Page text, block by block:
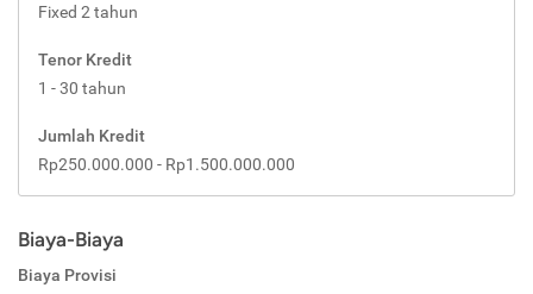
Fixed 2 tahun
Tenor Kredit
1 - 30 tahun
Jumlah Kredit
Rp250.000.000 - Rp1.500.000.000
Biaya-Biaya
Biaya Provisi